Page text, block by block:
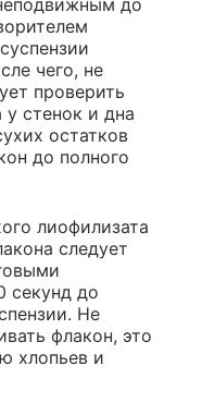
до
чего, не
проверить
у стенок и дна
остатков
до полного
лиофилизата
следует
секунд до
Не
флакон, это
хлопьев и